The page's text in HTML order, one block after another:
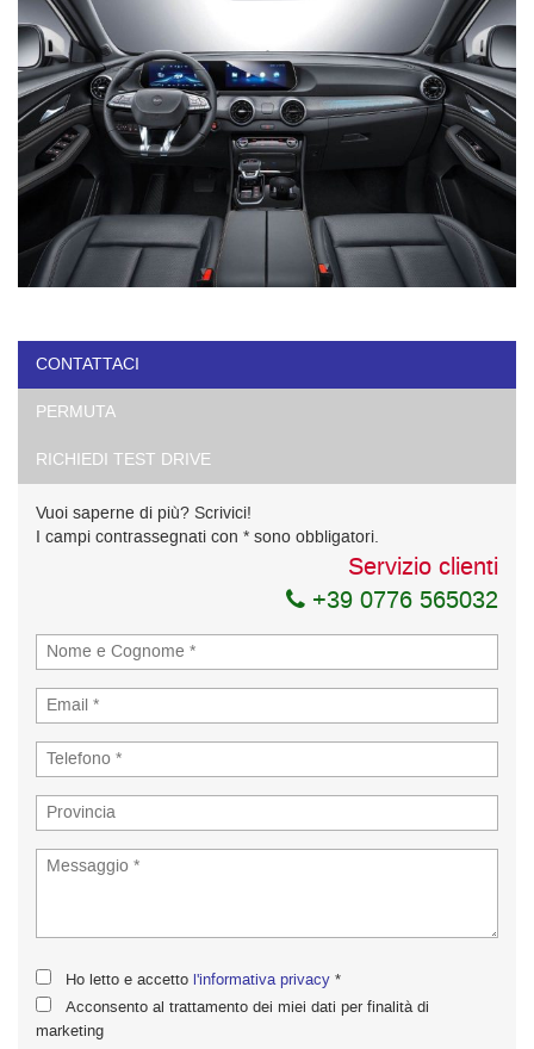
CONTATTACI
PERMUTA
RICHIEDI TEST DRIVE
Vuoi saperne di più? Scrivici!
I campi contrassegnati con * sono obbligatori.
Servizio clienti
+39 0776 565032
Ho letto e accetto l'informativa privacy *
Acconsento al trattamento dei miei dati per finalità di
marketing